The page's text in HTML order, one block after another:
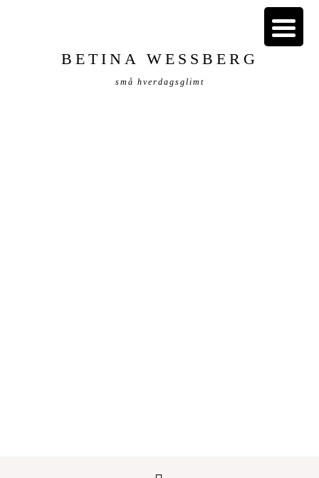
BETINA WESSBERG
små hverdagsglimt